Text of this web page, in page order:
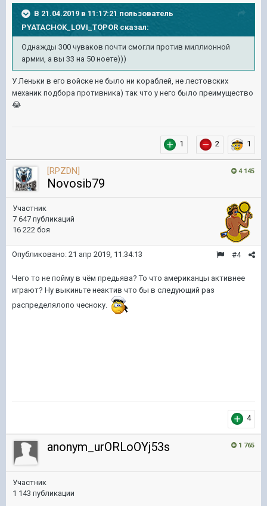
В 21.04.2019 в 11:17:21 пользователь
PYATACHOK_LOVI_TOPOR сказал:
Однажды 300 чуваков почти смогли против миллионной
армии, а вы 33 на 50 ноете)))
У Леньки в его войске не было ни кораблей, не лестовских
механик подбора противника) так что у него было преимущество
😂
1 2 1
4 145
[RPZDN]
Novosib79
Участник
7 647 публикаций
16 222 боя
#4
Опубликовано: 21 апр 2019, 11:34:13
Чего то не пойму в чём предьява? То что американцы активнее
играют? Ну выкиньте неактив что бы в следующий раз
распределялопо чесноку.
4
1 765
anonym_urORLoOYj53s
Участник
1 143 публикации